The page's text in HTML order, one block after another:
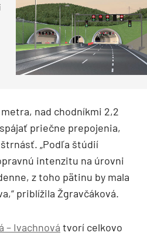
nad chodníkmi 2,2
priečne prepojenia,
„Podľa štúdií
intenzitu na úrovni
z toho pätinu by mala
priblížila Žgravčáková.
– Ivachnová tvorí celkovo